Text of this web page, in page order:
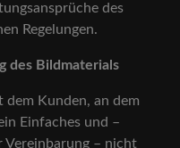
des
Regelungen.
des Bildmaterials
dem Kunden, an dem
Einfaches und –
– nicht